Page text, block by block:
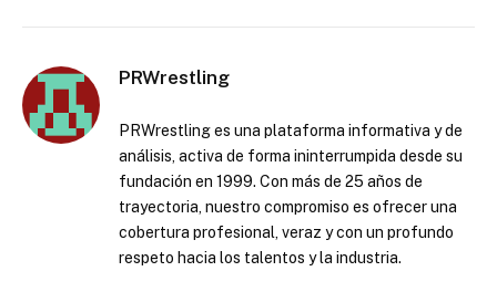
PRWrestling
PRWrestling es una plataforma informativa y de
análisis, activa de forma ininterrumpida desde su
fundación en 1999. Con más de 25 años de
trayectoria, nuestro compromiso es ofrecer una
cobertura profesional, veraz y con un profundo
respeto hacia los talentos y la industria.